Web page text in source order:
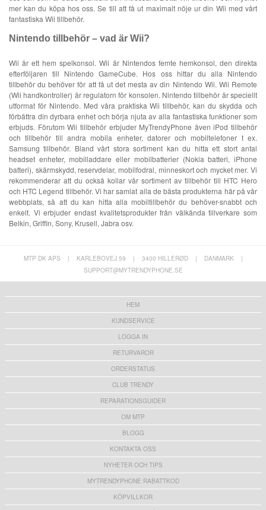
mer kan du köpa hos oss. Se till att få ut maximalt nöje ur din Wii med vårt
fantastiska Wii tillbehör.
Nintendo tillbehör – vad är Wii?
Wii är ett hem spelkonsol. Wii är Nintendos femte hemkonsol, den direkta
efterföljaren till Nintendo GameCube. Hos oss hittar du alla Nintendo
tillbehör du behöver för att få ut det mesta av din Nintendo Wii. Wii Remote
(Wii handkontroller) är regulatorn för konsolen. Nintendo tillbehör är speciellt
utformat för Nintendo. Med våra praktiska Wii tillbehör, kan du skydda och
förbättra din dyrbara enhet och börja njuta av alla fantastiska funktioner som
erbjuds. Förutom Wii tillbehör erbjuder MyTrendyPhone även iPod tillbehör
och tillbehör till andra mobila enheter, datorer och mobiltelefoner t ex.
Samsung tillbehör. Bland vårt stora sortiment kan du hitta ett stort antal
headset enheter, mobilladdare eller mobilbatterier (Nokia batteri, iPhone
batteri), skärmskydd, reservdelar, mobilfodral, minneskort och mycket mer. Vi
rekommenderar att du också kollar vår sortiment av tillbehör till HTC Hero
och HTC Legend tillbehör. Vi har samlat alla de bästa produkterna här på vår
webbplats, så att du kan hitta alla mobiltillbehör du behöver-snabbt och
enkelt. Vi erbjuder endast kvalitetsprodukter från välkända tillverkare som
Belkin, Griffin, Sony, Krusell, Jabra osv.
MTP DK APS | KARLEBOVEJ 59 | 3400 HILLERØD | DANMARK
|
SUPPORT@MYTRENDYPHONE.SE
HEM
KUNDSERVICE
LOGGA IN
RETURVAROR
ORDERSTATUS
CLUB TRENDY
REPARATIONSGUIDER
OM MTP
BLOGG
KONTAKTA OSS
NYHETER OCH TIPS
MYTRENDYPHONE RABATTKOD
KÖPVILLKOR